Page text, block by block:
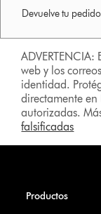
Devuelve tu
web y los
identidad.
directamente en
autorizadas.
falsificadas
Productos